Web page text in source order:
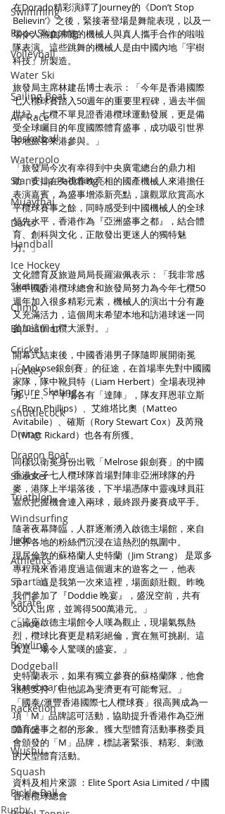
Swimming
Rope Skipping
Volleyball
Water Ski
Sailing Boat
Air Race
Basketball
Waterpolo
Stand Up Paddling
Muaythai
Darts
Handball
Ice Hockey
Skating
Climb
Equestrian
Cricket
Hockey
Figure Skating
Shuttlecock
Diving
Dragon Boat
Snooker
Triathlon
Windsurfing
Judo
Athletics
Spartan
Karate
Canoe
Bowling
Dodgeball
Skateboard
Racketlon
Dance
Wushu
Squash
Pickle Ball
在Dorado精彩演繹了Journey的《Don’t Stop
Believin’》之後，緊接著登場是舞龍表現，以及一
場令人熱血沸騰的機械人與真人攜手合作的啦啦
隊表演。這些跳舞的機械人是由中國內地「宇樹
科技」所製造。
旅發局主席林建岳博士表示：「今年是香港國際
七人欖球賽踏入50週年的重要里程碑，過去半個
世紀，七欖不單見證香港欖球運動發展，更是備
受全球矚目的年度國際體育盛事，成功吸引世界
各地旅客來港參與。」
「旅發局今次有幸得到中央廣電總台的鼎力相
助，安排在央視春晚亮相的國產機械人來港擔任
表演嘉賓，為盛事增添新亮點，讓觀眾欣賞高水
平欖球賽事之餘，同時感受到中國機械人的全球
領先水平，香港作為『亞洲盛事之都』，結合體
育、創科與文化，正散發出更迷人的獨特魅
力。」
文化體育及旅遊局局長羅淑佩表示：「我非常感
謝中國香港欖球總會和旅發局努力為今年七欖50
週年加入很多精彩元素，機械人的演出十分有趣
又充滿活力，這個周末希望本地和訪港球迷一同
參加這個七欖大派對。」
開幕式結束後，中國香港男子隊隨即展開衛冕
「Melrose銀劍賽」的征途，在首場率先對中國國
家隊，隊中靴貝特（Liam Herbert）全場表現神
勇，上、下半場各有「達陣」，隊友拜恩菲立斯
（Bryn Phillips）、艾維塔比奧（Matteo
Avitabile）、確斯（Rory Stewart Cox）及芮飛
（Matt Rickard）也各有所獲。
同樣以衛冕身份出戰「Melrose 銀劍賽」的中國
香港女子七人欖球隊首場對陣非亞洲球隊的丹
麥，港隊上半場落後，下半場憑隊中靈魂球員莊
嘉欣把握機會連入兩球，最終跟丹麥賽成平手。
隨著夜幕降臨，人群逐漸湧入啟德主場館，來自
世界各地的粉絲們沉浸在這熱烈的氛圍中。
現居倫敦的蘇格蘭人史特蘭（Jim Strang） 是眾多
專程飛來香港度過這個週末的遊客之一，他表
示：「這是我第一次來這裡，場面頗壯觀。昨晚
我們參加了『Doddie 晚宴』，盛況空前，共有
500人出席，並籌得500萬港元。」
「這座啟德主場館令人嘆為觀止，現場氣氛熱
烈，欖球比賽更是精彩絕倫，實在無可挑剔。這
真是一場令人驚嘆的盛宴。」
史特蘭表示，如果有獨立參賽的蘇格蘭隊，他會
很想支持，但他認為斐濟更有可能奪冠。」
「國泰/滙豐香港國際七人欖球賽」很高興成為一
項「M」品牌認可活動，協助提升香港作為亞洲
體育盛事之都的形象。獲大型體育活動事務委員
會頒發的「M」品牌，標誌著緊張、精彩、刺激
的大型體育活動。
資料及相片來源 ：Elite Sport Asia Limited / 中國
香港欖球總會
Rugby